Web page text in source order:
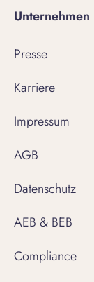
Unternehmen
Presse
Karriere
Impressum
AGB
Datenschutz
AEB & BEB
Compliance